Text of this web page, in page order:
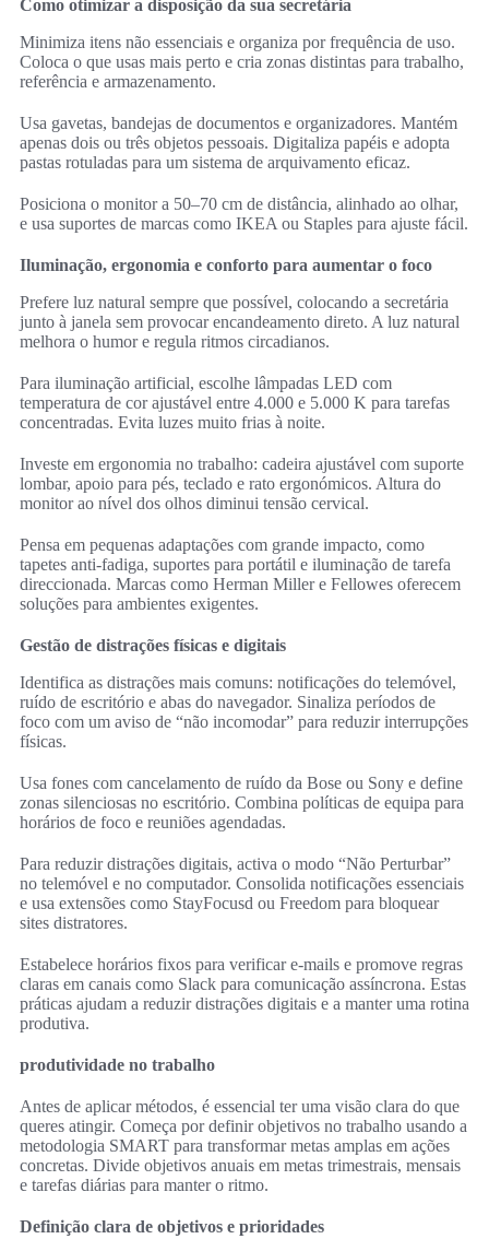
Como otimizar a disposição da sua secretária
Minimiza itens não essenciais e organiza por frequência de uso.
Coloca o que usas mais perto e cria zonas distintas para trabalho,
referência e armazenamento.
Usa gavetas, bandejas de documentos e organizadores. Mantém
apenas dois ou três objetos pessoais. Digitaliza papéis e adopta
pastas rotuladas para um sistema de arquivamento eficaz.
Posiciona o monitor a 50–70 cm de distância, alinhado ao olhar,
e usa suportes de marcas como IKEA ou Staples para ajuste fácil.
Iluminação, ergonomia e conforto para aumentar o foco
Prefere luz natural sempre que possível, colocando a secretária
junto à janela sem provocar encandeamento direto. A luz natural
melhora o humor e regula ritmos circadianos.
Para iluminação artificial, escolhe lâmpadas LED com
temperatura de cor ajustável entre 4.000 e 5.000 K para tarefas
concentradas. Evita luzes muito frias à noite.
Investe em ergonomia no trabalho: cadeira ajustável com suporte
lombar, apoio para pés, teclado e rato ergonómicos. Altura do
monitor ao nível dos olhos diminui tensão cervical.
Pensa em pequenas adaptações com grande impacto, como
tapetes anti-fadiga, suportes para portátil e iluminação de tarefa
direccionada. Marcas como Herman Miller e Fellowes oferecem
soluções para ambientes exigentes.
Gestão de distrações físicas e digitais
Identifica as distrações mais comuns: notificações do telemóvel,
ruído de escritório e abas do navegador. Sinaliza períodos de
foco com um aviso de “não incomodar” para reduzir interrupções
físicas.
Usa fones com cancelamento de ruído da Bose ou Sony e define
zonas silenciosas no escritório. Combina políticas de equipa para
horários de foco e reuniões agendadas.
Para reduzir distrações digitais, activa o modo “Não Perturbar”
no telemóvel e no computador. Consolida notificações essenciais
e usa extensões como StayFocusd ou Freedom para bloquear
sites distratores.
Estabelece horários fixos para verificar e-mails e promove regras
claras em canais como Slack para comunicação assíncrona. Estas
práticas ajudam a reduzir distrações digitais e a manter uma rotina
produtiva.
produtividade no trabalho
Antes de aplicar métodos, é essencial ter uma visão clara do que
queres atingir. Começa por definir objetivos no trabalho usando a
metodologia SMART para transformar metas amplas em ações
concretas. Divide objetivos anuais em metas trimestrais, mensais
e tarefas diárias para manter o ritmo.
Definição clara de objetivos e prioridades